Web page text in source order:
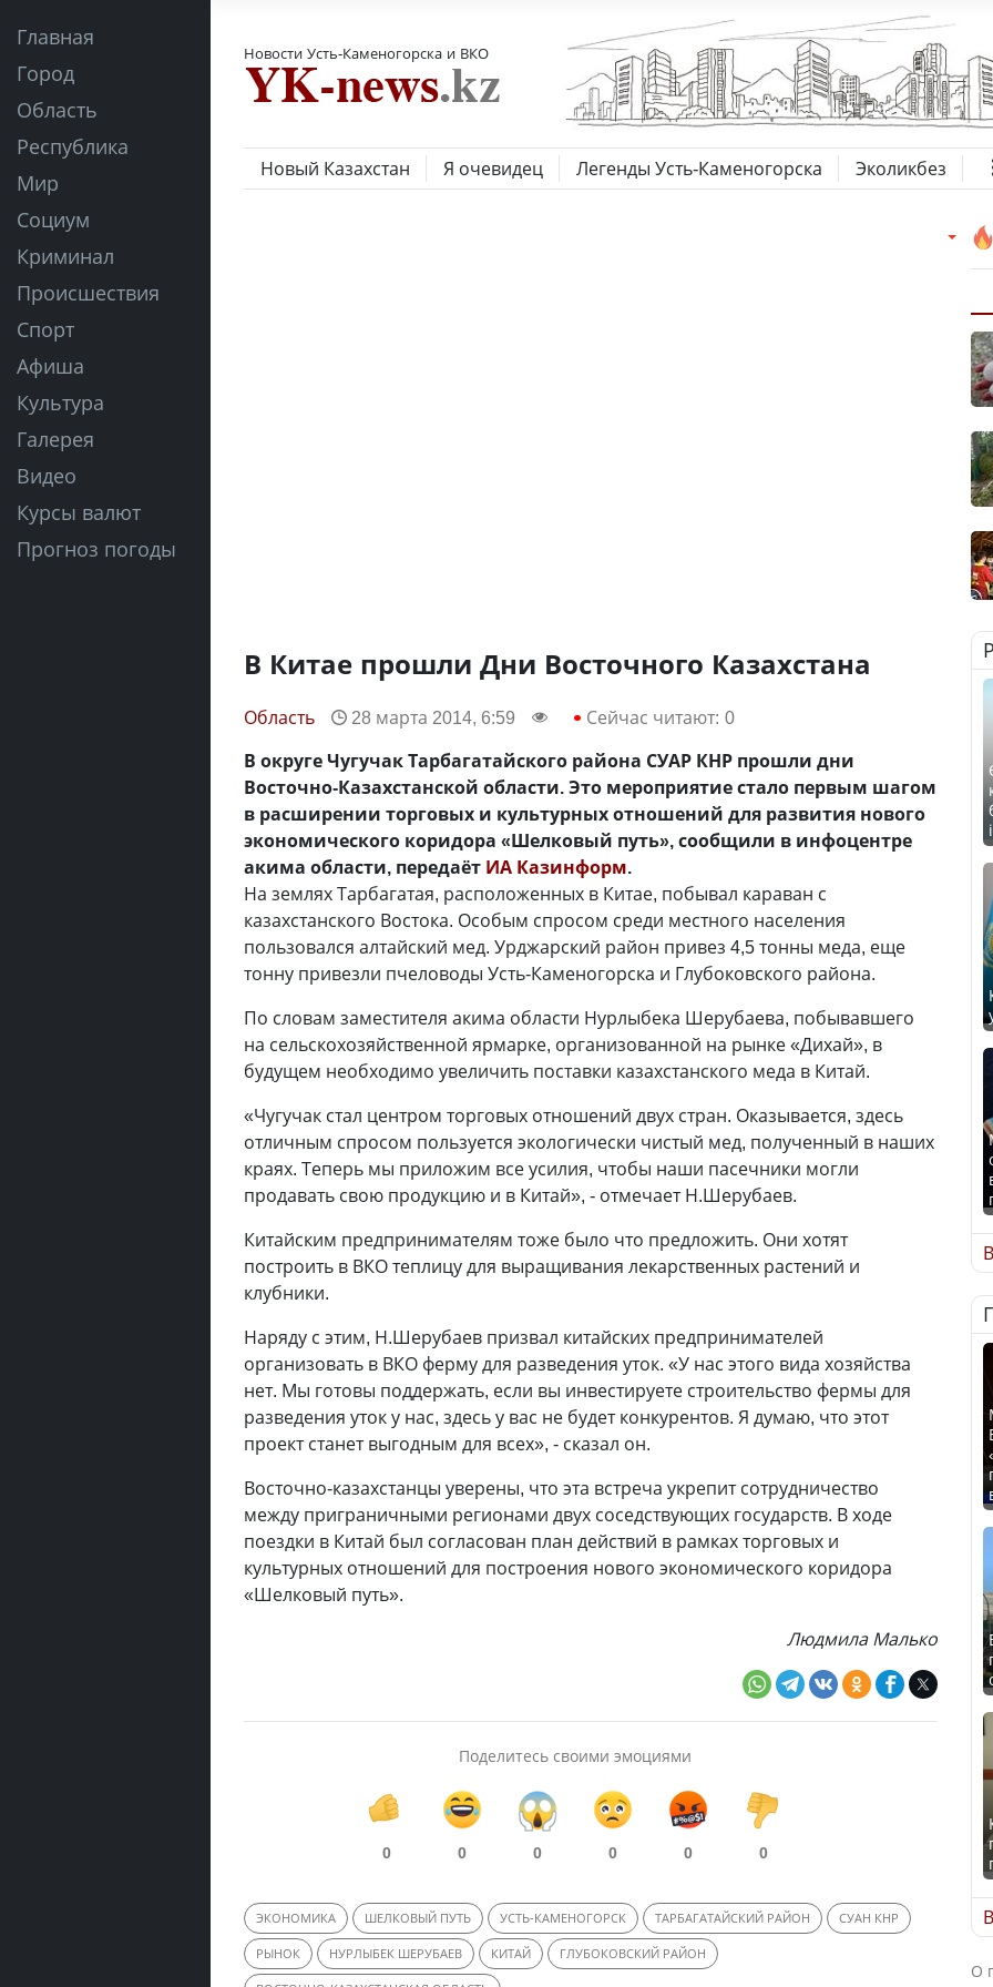
Главная
Город
Область
Республика
Мир
Социум
Криминал
Происшествия
Спорт
Афиша
Культура
Галерея
Видео
Курсы валют
Прогноз погоды
Новости Усть-Каменогорска и ВКО
Новый Казахстан Я очевидец Легенды Усть-Каменогорска Эколикбез
В Китае прошли Дни Восточного Казахстана
Область 28 марта 2014, 6:59 Сейчас читают: 0
В округе Чугучак Тарбагатайского района СУАР КНР прошли дни
Восточно-Казахстанской области. Это мероприятие стало первым шагом
в расширении торговых и культурных отношений для развития нового
экономического коридора «Шелковый путь», сообщили в инфоцентре
акима области, передаёт ИА Казинформ.
На землях Тарбагатая, расположенных в Китае, побывал караван с
казахстанского Востока. Особым спросом среди местного населения
пользовался алтайский мед. Урджарский район привез 4,5 тонны меда, еще
тонну привезли пчеловоды Усть-Каменогорска и Глубоковского района.
По словам заместителя акима области Нурлыбека Шерубаева, побывавшего
на сельскохозяйственной ярмарке, организованной на рынке «Дихай», в
будущем необходимо увеличить поставки казахстанского меда в Китай.
«Чугучак стал центром торговых отношений двух стран. Оказывается, здесь
отличным спросом пользуется экологически чистый мед, полученный в наших
краях. Теперь мы приложим все усилия, чтобы наши пасечники могли
продавать свою продукцию и в Китай», - отмечает Н.Шерубаев.
Китайским предпринимателям тоже было что предложить. Они хотят
построить в ВКО теплицу для выращивания лекарственных растений и
клубники.
Наряду с этим, Н.Шерубаев призвал китайских предпринимателей
организовать в ВКО ферму для разведения уток. «У нас этого вида хозяйства
нет. Мы готовы поддержать, если вы инвестируете строительство фермы для
разведения уток у нас, здесь у вас не будет конкурентов. Я думаю, что этот
проект станет выгодным для всех», - сказал он.
Восточно-казахстанцы уверены, что эта встреча укрепит сотрудничество
между приграничными регионами двух соседствующих государств. В ходе
поездки в Китай был согласован план действий в рамках торговых и
культурных отношений для построения нового экономического коридора
«Шелковый путь».
Людмила Малько
Поделитесь своими эмоциями
0 0 0 0 0 0
ЭКОНОМИКА ШЕЛКОВЫЙ ПУТЬ УСТЬ-КАМЕНОГОРСК ТАРБАГАТАЙСКИЙ РАЙОН СУАН КНР
РЫНОК НУРЛЫБЕК ШЕРУБАЕВ КИТАЙ ГЛУБОКОВСКИЙ РАЙОН
О